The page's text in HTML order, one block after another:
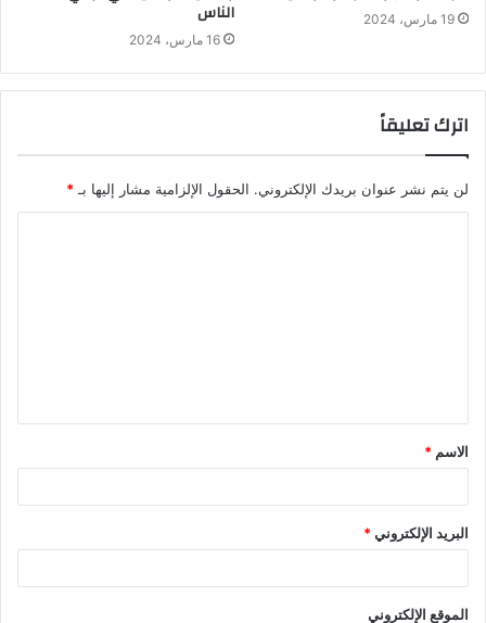
19 مارس، 2024 الناس
16 مارس، 2024
اترك تعليقاً
لن يتم نشر عنوان بريدك الإلكتروني. الحقول الإلزامية مشار إليها بـ*
الاسم *
البريد الإلكتروني*
الموقع الإلكتروني